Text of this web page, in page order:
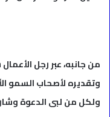
من جانبه، عبر رجل
وتقديره لأصحاب السمو
ولكل من لبى الدعوة